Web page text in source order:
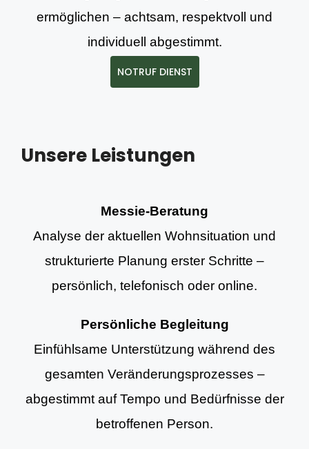
ermöglichen – achtsam, respektvoll und
individuell abgestimmt.
NOTRUF DIENST
Unsere Leistungen
Messie-Beratung
Analyse der aktuellen Wohnsituation und
strukturierte Planung erster Schritte –
persönlich, telefonisch oder online.
Persönliche Begleitung
Einfühlsame Unterstützung während des
gesamten Veränderungsprozesses –
abgestimmt auf Tempo und Bedürfnisse der
betroffenen Person.